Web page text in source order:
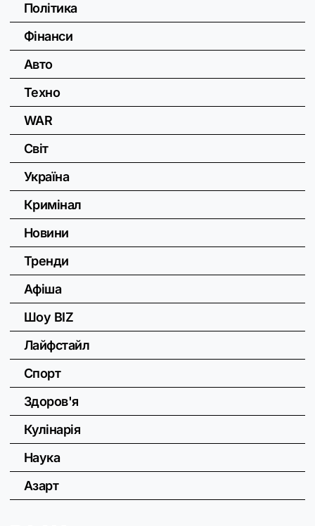
Політика
Фінанси
Авто
Техно
WAR
Світ
Україна
Кримінал
Новини
Тренди
Афіша
Шоу BIZ
Лайфстайл
Спорт
Здоров'я
Кулінарія
Наука
Азарт